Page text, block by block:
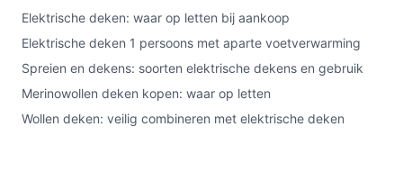
Elektrische deken: waar op letten bij aankoop
Elektrische deken 1 persoons met aparte voetverwarming
Spreien en dekens: soorten elektrische dekens en gebruik
Merinowollen deken kopen: waar op letten
Wollen deken: veilig combineren met elektrische deken